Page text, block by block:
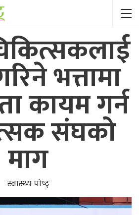
भत्तामा
कायम गर्न
संघको
माग
स्वास्थ्य पाेष्ट्